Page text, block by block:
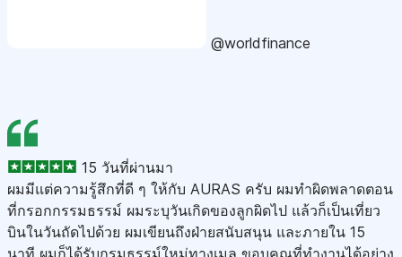
@worldfinance
15 วันที่ผ่านมา
ผมมีแต่ความรู้สึกที่ดี ๆ ให้กับ AURAS ครับ ผมทำผิดพลาดตอน
ที่กรอกกรรมธรรม์ ผมระบุวันเกิดของลูกผิดไป แล้วก็เป็นเที่ยว
บินในวันถัดไปด้วย ผมเขียนถึงฝ่ายสนับสนุน และภายใน 15
นาที ผมก็ได้รับกรมธรรม์ใหม่ทางเมล ขอบคุณที่ทำงานได้อย่าง